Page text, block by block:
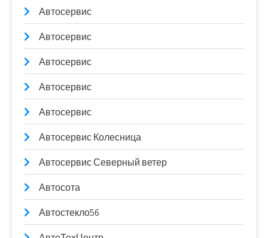
Автосервис
Автосервис
Автосервис
Автосервис
Автосервис
Автосервис Колесница
Автосервис Северный ветер
Автосота
Автостекло56